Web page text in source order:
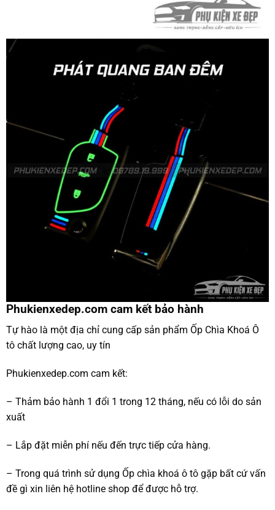
Phukienxedep.com cam kết bảo hành
Tự hào là một địa chỉ cung cấp sản phẩm Ốp Chìa Khoá Ô
tô chất lượng cao, uy tín
Phukienxedep.com cam kết:
– Thảm bảo hành 1 đổi 1 trong 12 tháng, nếu có lỗi do sản
xuất
– Lắp đặt miễn phí nếu đến trực tiếp cửa hàng.
– Trong quá trình sử dụng Ốp chìa khoá ô tô gặp bất cứ vấn
đề gì xin liên hệ hotline shop để được hỗ trợ.